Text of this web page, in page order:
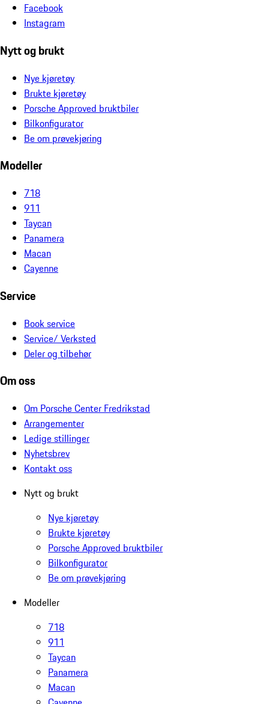
Facebook
Instagram
Nytt og brukt
Nye kjøretøy
Brukte kjøretøy
Porsche Approved bruktbiler
Bilkonfigurator
Be om prøvekjøring
Modeller
718
911
Taycan
Panamera
Macan
Cayenne
Service
Book service
Service/ Verksted
Deler og tilbehør
Om oss
Om Porsche Center Fredrikstad
Arrangementer
Ledige stillinger
Nyhetsbrev
Kontakt oss
Nytt og brukt
Nye kjøretøy
Brukte kjøretøy
Porsche Approved bruktbiler
Bilkonfigurator
Be om prøvekjøring
Modeller
718
911
Taycan
Panamera
Macan